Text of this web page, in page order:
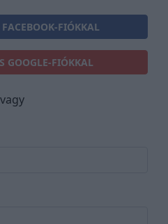
FACEBOOK-FIÓKKAL
GOOGLE-FIÓKKAL
vagy